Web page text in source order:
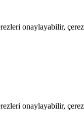
onaylayabilir,
onaylayabilir,